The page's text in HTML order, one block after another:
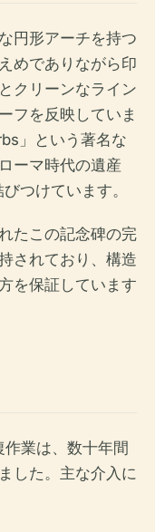
円形アーチを持つ
めでありながら印
クリーンなライン
フを反映していま
」という著名な
ーマ時代の遺産
つけています。
たこの記念碑の完
されており、構造
を保証しています
業は、数十年間
した。主な介入に